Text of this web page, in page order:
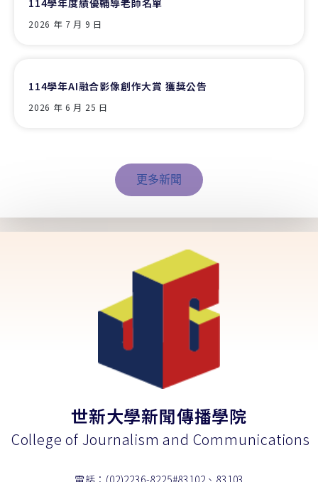
2026 年 7 月 9 日
114學年AI融合影像創作大賞 獲獎公告
2026 年 6 月 25 日
更多新聞
世新大學新聞傳播學院
College of Journalism and Communications
電話：(02)2236-8225#83102、83103